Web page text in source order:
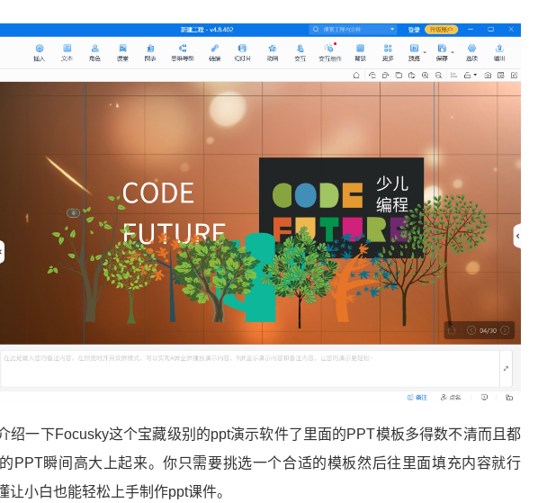
绍一下Focusky这个宝藏级别的ppt演示软件了里面的PPT模板多得数不清而且都
PPT瞬间高大上起来。你只需要挑选一个合适的模板然后往里面填充内容就行
让小白也能轻松上手制作ppt课件。